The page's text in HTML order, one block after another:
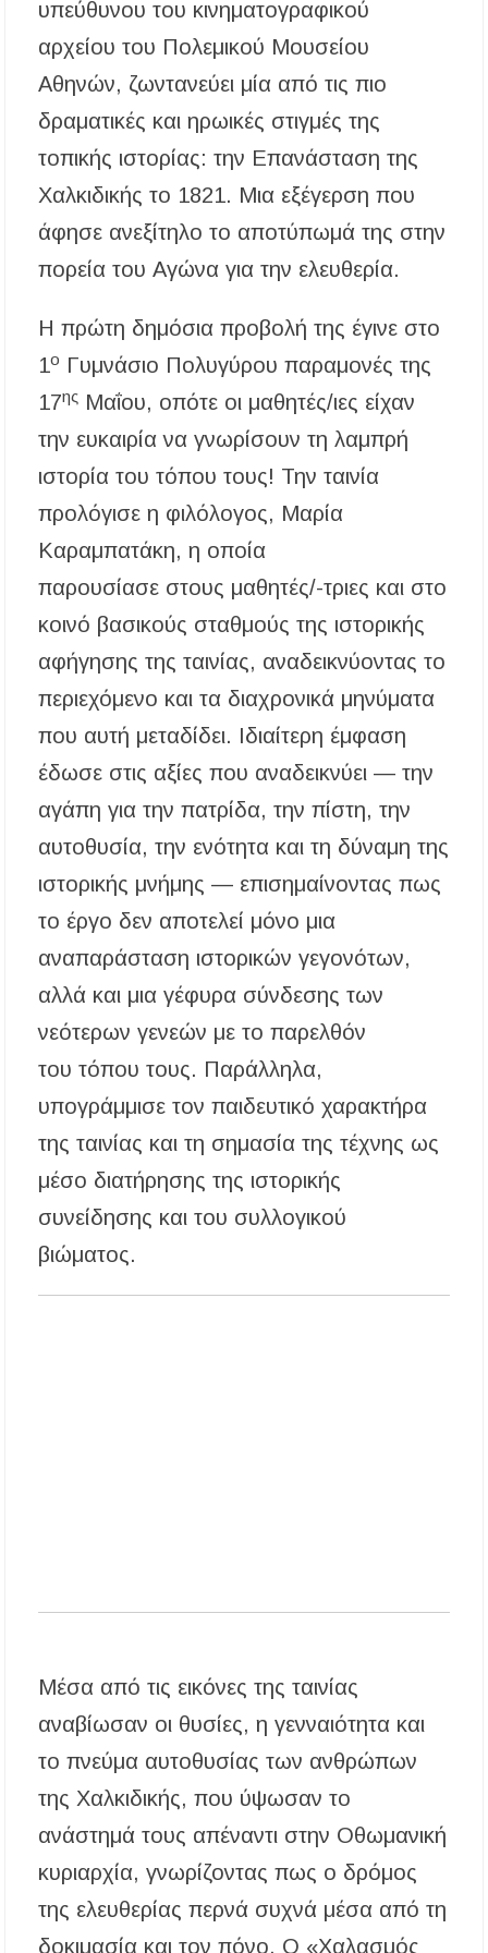
Κυνήγι 2026-2027: Πότε ανοίγει η κυνηγετική
περίοδος και πόσο κοστίζει η άδεια θήρας
ΑΝ.ΕΤ.ΧΑ.: Παρατείνεται η προθεσμία
Χαλκιδική: Διάσωση 49χρονης Γερμανίδας σε
Έλεγχοι σε παραλίες της Χαλκιδικής:
Σφραγίστηκαν πέντε επιχειρήσεις στην
Χαλκιδική: Νεκρός 68χρονος λουόμενος στην
παραλία της Νέας Ποτίδαιας
Χαλκιδική: Πρωταθλήτρια στις καταγγελίες
για παραλίες – Σφραγίσεις και πρόστιμα μετά
Εγκρίθηκε η λειτουργία τμήματος της Σ.Α.Ε.Κ.
Μουδανιών στον Πολύγυρο– Δικαίωση της
διεκδίκησης του Δήμου Πολυγύρου
Η ΕΥΑΘ επεκτείνεται στη Χαλκιδική – Τι
αλλάζει με τον νέο νόμο για ύδρευση και
αποχέτευση
υπεύθυνου του κινηματογραφικού
αρχείου του Πολεμικού Μουσείου
Αθηνών, ζωντανεύει μία από τις πιο
δραματικές και ηρωικές στιγμές της
τοπικής ιστορίας: την Επανάσταση της
Χαλκιδικής το 1821. Μια εξέγερση που
άφησε ανεξίτηλο το αποτύπωμά της στην
πορεία του Αγώνα για την ελευθερία.
Η πρώτη δημόσια προβολή της έγινε στο
1ο Γυμνάσιο Πολυγύρου παραμονές της
17ης Μαΐου, οπότε οι μαθητές/ιες είχαν
την ευκαιρία να γνωρίσουν τη λαμπρή
ιστορία του τόπου τους! Την ταινία
προλόγισε η φιλόλογος, Μαρία
Καραμπατάκη, η οποία
παρουσίασε στους μαθητές/-τριες και στο
κοινό βασικούς σταθμούς της ιστορικής
αφήγησης της ταινίας, αναδεικνύοντας το
περιεχόμενο και τα διαχρονικά μηνύματα
που αυτή μεταδίδει. Ιδιαίτερη έμφαση
έδωσε στις αξίες που αναδεικνύει — την
αγάπη για την πατρίδα, την πίστη, την
αυτοθυσία, την ενότητα και τη δύναμη της
ιστορικής μνήμης — επισημαίνοντας πως
το έργο δεν αποτελεί μόνο μια
αναπαράσταση ιστορικών γεγονότων,
αλλά και μια γέφυρα σύνδεσης των
νεότερων γενεών με το παρελθόν
του τόπου τους. Παράλληλα,
υπογράμμισε τον παιδευτικό χαρακτήρα
της ταινίας και τη σημασία της τέχνης ως
μέσο διατήρησης της ιστορικής
συνείδησης και του συλλογικού
βιώματος.
Μέσα από τις εικόνες της ταινίας
αναβίωσαν οι θυσίες, η γενναιότητα και
το πνεύμα αυτοθυσίας των ανθρώπων
της Χαλκιδικής, που ύψωσαν το
ανάστημά τους απέναντι στην Οθωμανική
κυριαρχία, γνωρίζοντας πως ο δρόμος
της ελευθερίας περνά συχνά μέσα από τη
δοκιμασία και τον πόνο. Ο «Χαλασμός